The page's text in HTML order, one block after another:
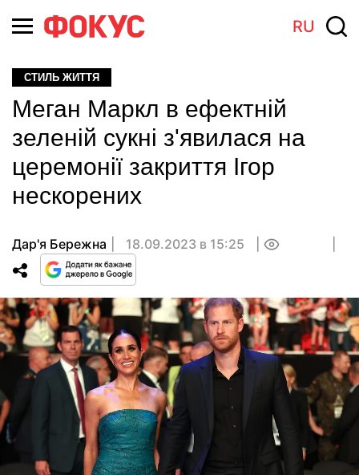
RU
СТИЛЬ ЖИТТЯ
Меган Маркл в ефектній
зеленій сукні з'явилася на
церемонії закриття Ігор
нескорених
Дар'я Бережна 18.09.2023 в 15:25